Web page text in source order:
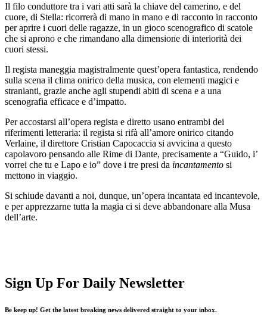
Il filo conduttore tra i vari atti sarà la chiave del camerino, e del
cuore, di Stella: ricorrerà di mano in mano e di racconto in racconto
per aprire i cuori delle ragazze, in un gioco scenografico di scatole
che si aprono e che rimandano alla dimensione di interiorità dei
cuori stessi.
Il regista maneggia magistralmente quest’opera fantastica, rendendo
sulla scena il clima onirico della musica, con elementi magici e
stranianti, grazie anche agli stupendi abiti di scena e a una
scenografia efficace e d’impatto.
Per accostarsi all’opera regista e diretto usano entrambi dei
riferimenti letteraria: il regista si rifà all’amore onirico citando
Verlaine, il direttore Cristian Capocaccia si avvicina a questo
capolavoro pensando alle Rime di Dante, precisamente a “Guido, i’
vorrei che tu e Lapo e io” dove i tre presi da incantamento si
mettono in viaggio.
Si schiude davanti a noi, dunque, un’opera incantata ed incantevole,
e per apprezzarne tutta la magia ci si deve abbandonare alla Musa
dell’arte.
Sign Up For Daily Newsletter
Be keep up! Get the latest breaking news delivered straight to your inbox.